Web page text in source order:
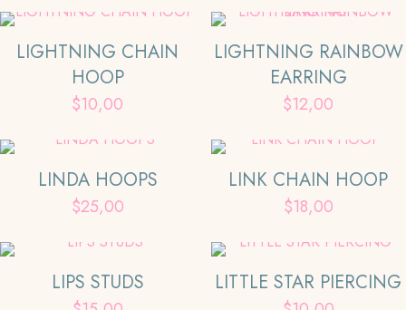
LIGHTNING CHAIN
HOOP
$10,00
tiene
múltiples
variantes.
Las
se
pueden
LIGHTNING RAINBOW
EARRING
$12,00
LINDA HOOPS
$25,00
LINK CHAIN HOOP
$18,00
LIPS STUDS LITTLE STAR PIERCING